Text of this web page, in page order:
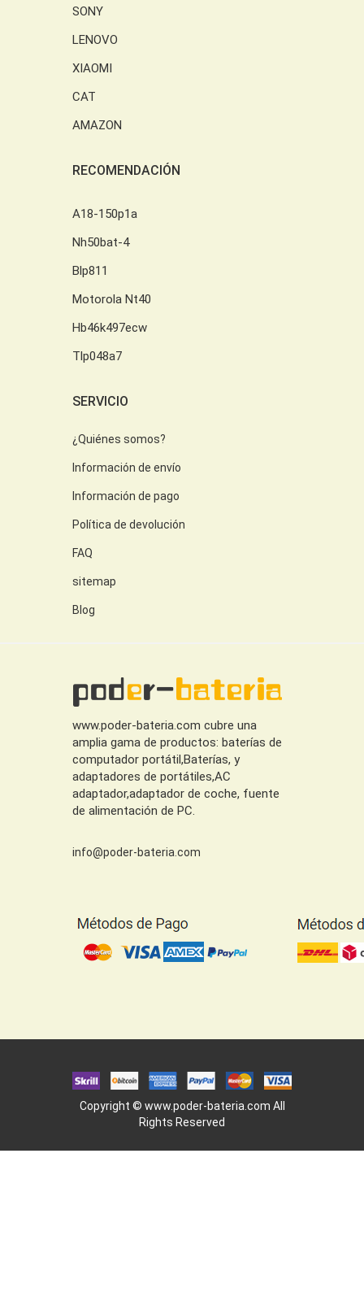
SONY
LENOVO
XIAOMI
CAT
AMAZON
RECOMENDACIÓN
A18-150p1a
Nh50bat-4
Blp811
Motorola Nt40
Hb46k497ecw
Tlp048a7
SERVICIO
¿Quiénes somos?
Información de envío
Información de pago
Política de devolución
FAQ
sitemap
Blog
www.poder-bateria.com cubre una
amplia gama de productos: baterías de
computador portátil,Baterías, y
adaptadores de portátiles,AC
adaptador,adaptador de coche, fuente
de alimentación de PC.
info@poder-bateria.com
Copyright © www.poder-bateria.com All
Rights Reserved